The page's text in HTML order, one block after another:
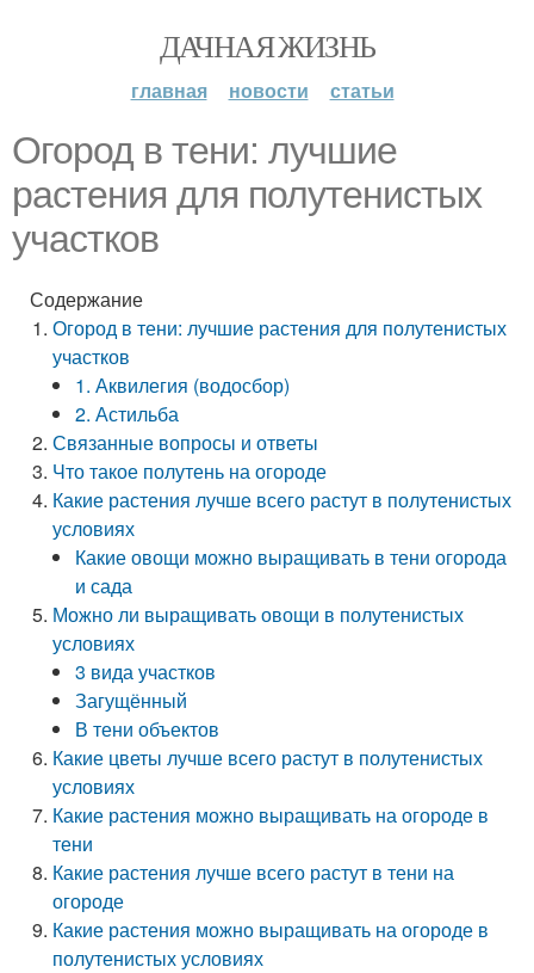
ДАЧНАЯ ЖИЗНЬ
главная новости статьи
Огород в тени: лучшие
растения для полутенистых
участков
Содержание
Огород в тени: лучшие растения для полутенистых
участков
1. Аквилегия (водосбор)
2. Астильба
Связанные вопросы и ответы
Что такое полутень на огороде
Какие растения лучше всего растут в полутенистых
условиях
Какие овощи можно выращивать в тени огорода
и сада
Можно ли выращивать овощи в полутенистых
условиях
3 вида участков
Загущённый
В тени объектов
Какие цветы лучше всего растут в полутенистых
условиях
Какие растения можно выращивать на огороде в
тени
Какие растения лучше всего растут в тени на
огороде
Какие растения можно выращивать на огороде в
полутенистых условиях